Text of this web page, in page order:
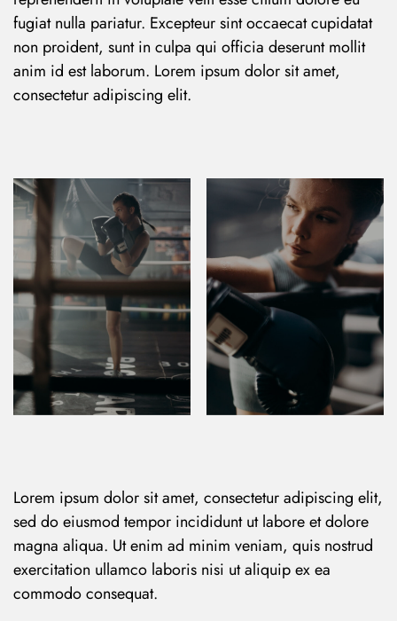
fugiat nulla pariatur. Excepteur sint occaecat cupidatat
non proident, sunt in culpa qui officia deserunt mollit
anim id est laborum. Lorem ipsum dolor sit amet,
consectetur adipiscing elit.
Lorem ipsum dolor sit amet, consectetur adipiscing elit,
sed do eiusmod tempor incididunt ut labore et dolore
magna aliqua. Ut enim ad minim veniam, quis nostrud
exercitation ullamco laboris nisi ut aliquip ex ea
commodo consequat.